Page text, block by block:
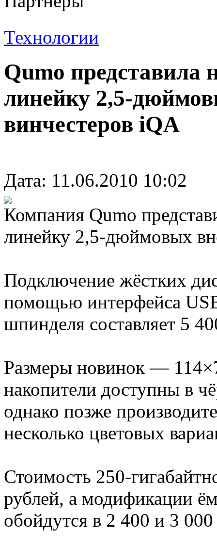
Технологии
Qumo представила
линейку 2,5-
винчестеров iQA
Дата: 11.06.2010 10:02
Компания Qumo
линейку 2,5-дюймовых
Подключение жёстких
помощью интерфейса
шпинделя составляет 5
Размеры новинок ––
накопители доступны в
однако позже
несколько цветовых
Стоимость 250-
рублей, а модификации
обойдутся в 2 400 и 3 000